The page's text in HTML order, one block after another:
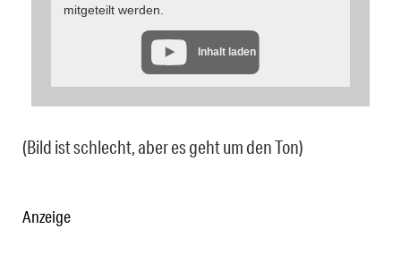
mitgeteilt werden.
Inhalt laden
(Bild ist schlecht, aber es geht um den Ton)
Anzeige